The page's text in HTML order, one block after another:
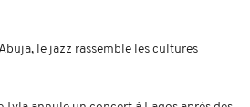
le jazz rassemble les cultures